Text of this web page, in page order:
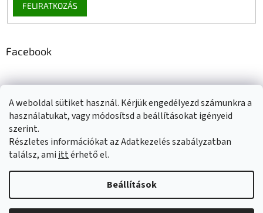
A weboldal sütiket használ. Kérjük engedélyezd számunkra a
használatukat, vagy módosítsd a beállításokat igényeid
szerint.
Részletes információkat az Adatkezelés szabályzatban
találsz, ami ittérhető el.
Beállítások
FELIRATKOZÁS
Facebook
Adatkezelési tájékoztató Elérhetőségeink Impresszum
Üzleti feltételek (ÁSZF) Jótállási tájékoztató
Shoptet készítette